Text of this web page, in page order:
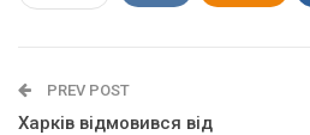
PREV POST
Харків відмовився від